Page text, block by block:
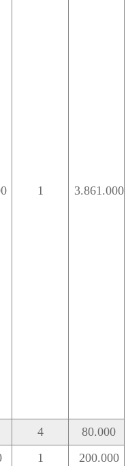
1 3.861.000
4
80.000
1
200.000